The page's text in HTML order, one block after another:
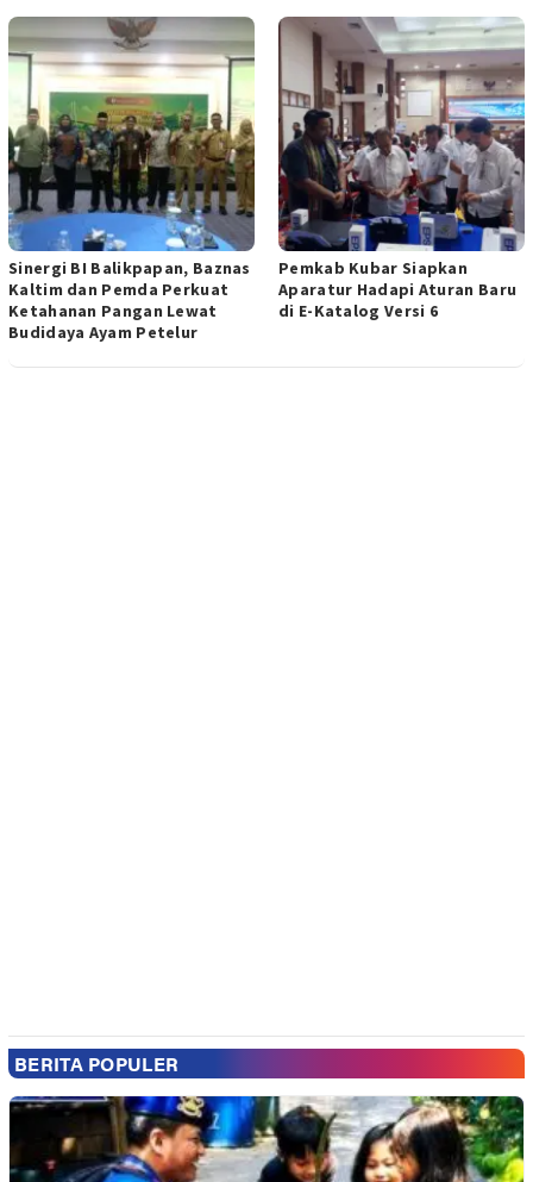
Sinergi BI Balikpapan, Baznas
Kaltim dan Pemda Perkuat
Ketahanan Pangan Lewat
Budidaya Ayam Petelur
Pemkab Kubar Siapkan
Aparatur Hadapi Aturan Baru
di E-Katalog Versi 6
BERITA POPULER